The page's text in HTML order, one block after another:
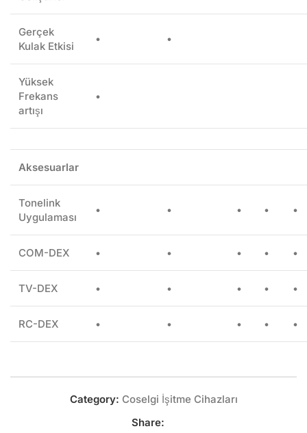
Gerçek
Kulak Etkisi
• •
Yüksek
Frekans
artışı
•
Aksesuarlar
Tonelink
Uygulaması
• • • • •
COM-DEX • • • • •
TV-DEX • • • • •
RC-DEX • • • • •
Category: Coselgi İşitme Cihazları
Share: